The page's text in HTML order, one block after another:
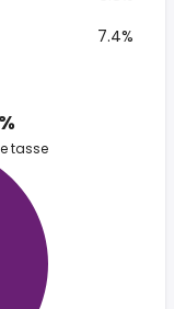
7.4%
tasse